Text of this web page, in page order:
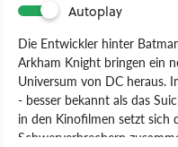
Autoplay
Die Entwickler hinter
Arkham Knight bringen ein
Universum von DC heraus.
- besser bekannt als das
in den Kinofilmen setzt sich
Schwerverbrechern